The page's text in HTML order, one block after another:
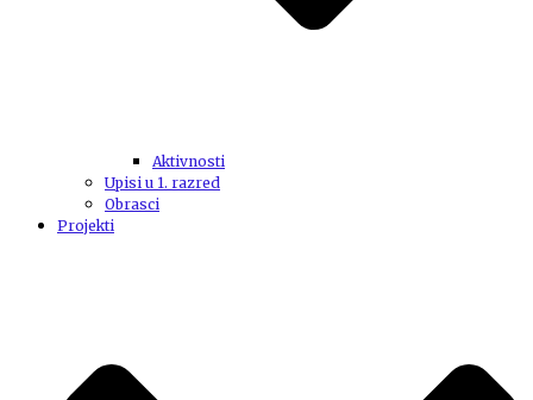
Aktivnosti
Upisi u 1. razred
Obrasci
Projekti